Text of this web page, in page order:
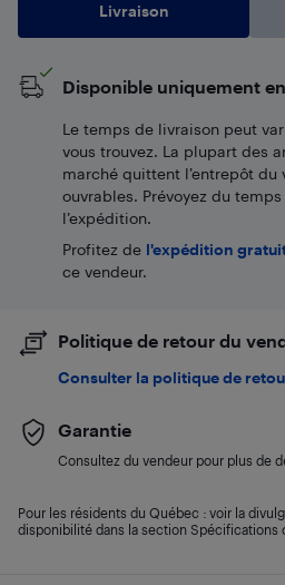
Livraison
Disponible uniquement
Le temps de livraison peut
vous trouvez. La plupart des
marché quittent l’entrepôt du
ouvrables. Prévoyez du
l’expédition.
Profitez de l'expédition
ce vendeur.
Politique de retour du
Consulter la politique de
Garantie
Consultez du vendeur pour plus de
Pour les résidents du Québec : voir la
disponibilité dans la section Spécifications